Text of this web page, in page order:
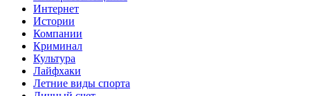
Интернет
Истории
Компании
Криминал
Культура
Лайфхаки
Летние виды спорта